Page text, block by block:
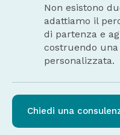
Non esistono
adattiamo il
di partenza e
costruendo
personalizzata.
Chiedi una